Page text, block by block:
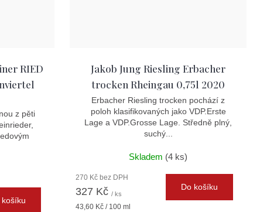
RIED
z pěti
košíku
Jakob Jung Riesling Erbacher
trocken Rheingau 0,75l 2020
Erbacher Riesling trocken pochází z
poloh klasifikovaných jako VDP.Erste
Lage a VDP.Grosse Lage. Středně plný,
suchý...
Skladem (4 ks)
270 Kč bez DPH
327 Kč/ ks
Měrná
43,60 Kč / 100 ml
Do košíku